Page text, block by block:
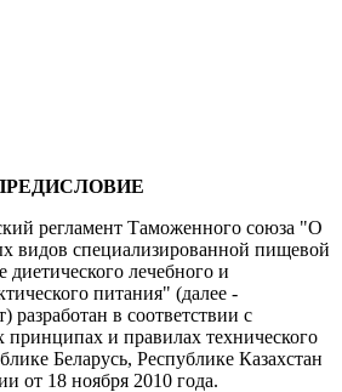
регламент Таможенного союза "О
видов специализированной пищевой
лечебного и
питания" (далее -
разработан в соответствии с
и правилах технического
Беларусь, Республике Казахстан
от 18 ноября 2010 года.